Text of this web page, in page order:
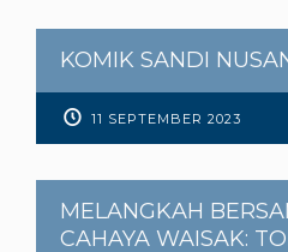
KOMIK SANDI
11 SEPTEMBER 2023
MELANGKAH
CAHAYA WAISAK: